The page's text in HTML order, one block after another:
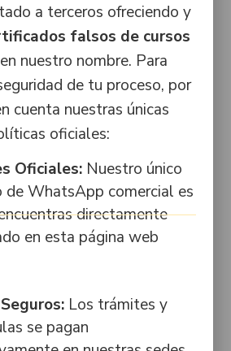
+57
3002226734
+57
3042690218
Administrativo:
+57 302
3155701
contacto@seashell-crab-
596185.hostingersite.com
Legal
Políticas de
tratamiento
de datos
privacidad
Flujograma
de
autorización
de
tratamiento
Solicitar
PQRSF
*Al
email
estarás
sujeto a
nuestra
de datos.
a terceros ofreciendo y
falsos de cursos
en nuestro nombre. Para
de tu proceso, por
cuenta nuestras únicas
oficiales:
Oficiales:Nuestro único
de WhatsApp comercial es
directamente
en esta página web
Los trámites y
se pagan